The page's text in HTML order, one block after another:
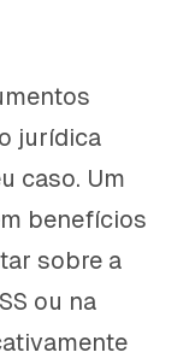
jurídica
caso. Um
benefícios
sobre a
ou na